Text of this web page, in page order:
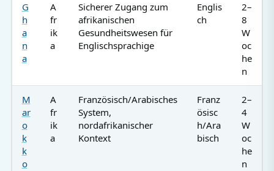
G
h
a
n
a
A
fr
ik
a
Sicherer Zugang zum
afrikanischen
Gesundheitswesen für
Englischsprachige
Englis
ch
2–
8
W
oc
he
n
M
ar
o
k
k
o
A
fr
ik
a
Französisch/Arabisches
System,
nordafrikanischer
Kontext
Franz
ösisc
h/Ara
bisch
2–
4
W
oc
he
n